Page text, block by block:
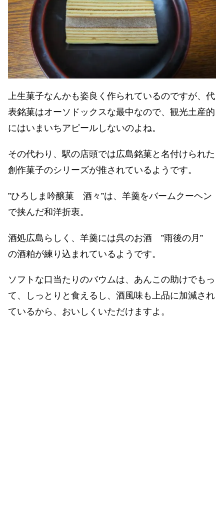
上生菓子なんかも姿良く作られているのですが、代
表銘菓はオーソドックスな最中なので、観光土産的
にはいまいちアピールしないのよね。
その代わり、駅の店頭では広島銘菓と名付けられた
創作菓子のシリーズが推されているようです。
”ひろしま吟醸菓 酒々”は、羊羹をバームクーヘン
で挟んだ和洋折衷。
酒処広島らしく、羊羹には呉のお酒 ”雨後の月”
の酒粕が練り込まれているようです。
ソフトな口当たりのバウムは、あんこの助けでもっ
て、しっとりと食えるし、酒風味も上品に加減され
ているから、おいしくいただけますよ。